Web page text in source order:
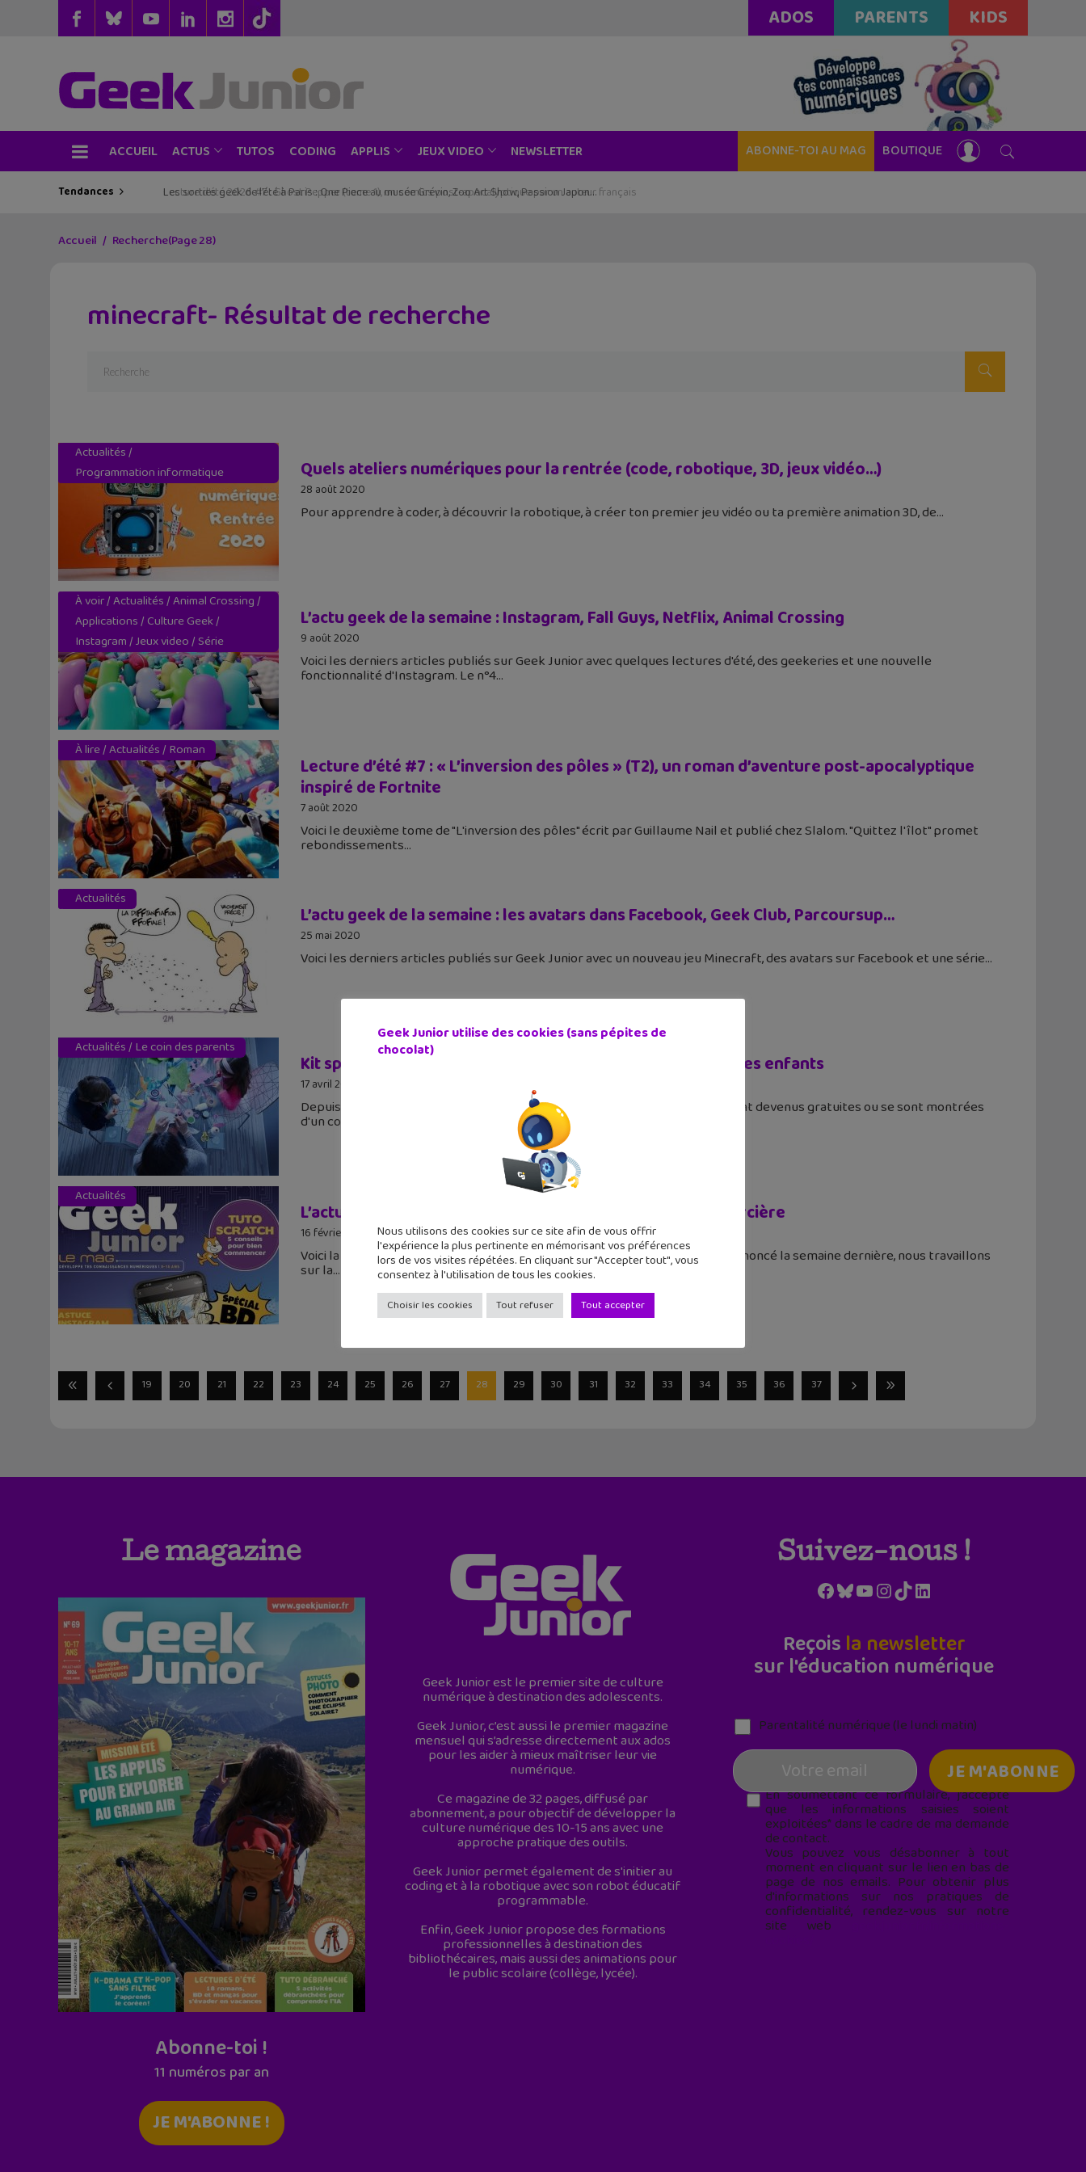
ADOS PARENTS KIDS
ACCUEIL ACTUS TUTOS CODING APPLIS JEUX VIDEO NEWSLETTER ABONNE-TOI AU MAG BOUTIQUE
Tendances Les sorties geek de l’été à Paris : One Piece au musée Grévin, Zoo Art Show, Passion Japon…
Accueil Recherche(Page 28)
minecraft- Résultat de recherche
Actualités/
Programmation informatique
Quels ateliers numériques pour la rentrée (code, robotique, 3D, jeux vidéo…)
28 août 2020
Pour apprendre à coder, à découvrir la robotique, à créer ton premier jeu vidéo ou ta première animation 3D, de
À voir/Actualités/Animal Crossing/
Applications/ Culture Geek/
Instagram/Jeux video/ Série
L’actu geek de la semaine : Instagram, Fall Guys, Netflix, Animal Crossing
9 août 2020
Voici les derniers articles publiés sur Geek Junior avec quelques lectures d'été, des geekeries et une nouvelle
fonctionnalité d'Instagram. Le n°4
À lire/Actualités/ Roman
Lecture d’été #7 : « L’inversion des pôles » (T2), un roman d’aventure post-apocalyptique
inspiré de Fortnite
7 août 2020
Voici le deuxième tome de "L'inversion des pôles" écrit par Guillaume Nail et publié chez Slalom. "Quittez l'îlot" promet
rebondissements
Actualités
L’actu geek de la semaine : les avatars dans Facebook, Geek Club, Parcoursup…
25 mai 2020
Voici les derniers articles publiés sur Geek Junior avec un nouveau jeu Minecraft, des avatars sur Facebook et une série
Actualités/ Le coin des parents
Kit spécial confinement : 50 ressources numériques pour les enfants
17 avril 2020
Depuis le début du confinement, de nombreuses ressources numériques sont devenus gratuites ou se sont montrées
d'un coup très utiles.
Actualités
L’actu geek #138 : Pokémon Home, FamiNum, Le garçon sorcière
16 février 2020
Voici la liste des articles publiés cette semaine. Comme nous vous l'avions annoncé la semaine dernière, nous travaillons
sur la
19 20 21 22 23 24 25 26 27 28 29 30 31 32 33 34 35 36 37
Le magazine
Abonne-toi !
11 numéros par an
JE M'ABONNE !
Geek Junior est le premier site de culture
numérique à destination des adolescents.
Geek Junior, c’est aussi le premier magazine
mensuel qui s’adresse directement aux ados
pour les aider à mieux maîtriser leur vie
numérique.
Ce magazine de 32 pages, diffusé par
abonnement, a pour objectif de développer la
culture numérique des 10-15 ans avec une
approche pratique des outils.
Geek Junior permet également de s'initier au
coding et à la robotique avec son robot éducatif
programmable.
Enfin, Geek Junior propose des formations
professionnelles à destination des
bibliothécaires, mais aussi des animations pour
le public scolaire (collège, lycée).
Suivez-nous !
Facebook
Bluesky
YouTube
Instagram
TikTokLinkedIn
Reçois la newsletter
sur l'éducation numérique
Parentalité numérique (le lundi matin)
En soumettant ce formulaire, j’accepte
que les informations saisies soient
exploitées* dans le cadre de ma demande
de contact.
Vous pouvez vous désabonner à tout
moment en cliquant sur le lien en bas de
page de nos emails. Pour obtenir plus
d'informations sur nos pratiques de
confidentialité, rendez-vous sur notre
site web
Geek Junior utilise des cookies (sans pépites de
chocolat)
Nous utilisons des cookies sur ce site afin de vous offrir
l'expérience la plus pertinente en mémorisant vos préférences
lors de vos visites répétées. En cliquant sur "Accepter tout", vous
consentez à l'utilisation de tous les cookies.
Choisir les cookies Tout refuser Tout accepter